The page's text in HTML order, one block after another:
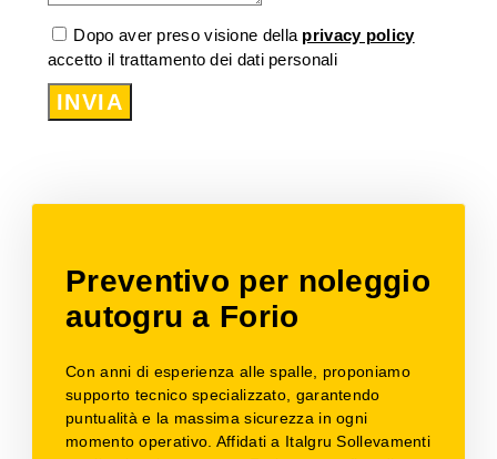
Dopo aver preso visione della privacy policy
accetto il trattamento dei dati personali
INVIA
Preventivo per noleggio
autogru a Forio
Con anni di esperienza alle spalle, proponiamo
supporto tecnico specializzato, garantendo
puntualità e la massima sicurezza in ogni
momento operativo. Affidati a Italgru Sollevamenti